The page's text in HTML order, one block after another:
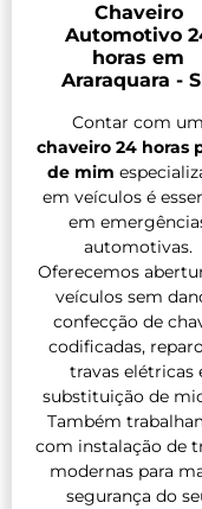
Chaveiro
Automotivo
horas em
Araraquara -
Contar com um
chaveiro 24 horas
de mim
em veículos é
em
automotivas.
Oferecemos
veículos sem
confecção de
codificadas,
travas elétricas
substituição de
Também
com instalação de
modernas para
segurança do